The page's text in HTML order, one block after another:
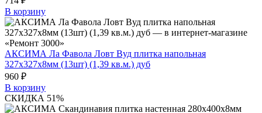
В корзину
АКСИМА Ла Фавола Ловт Вуд плитка напольная
327х327х8мм (13шт) (1,39 кв.м.) дуб
960 ₽
В корзину
СКИДКА 51%